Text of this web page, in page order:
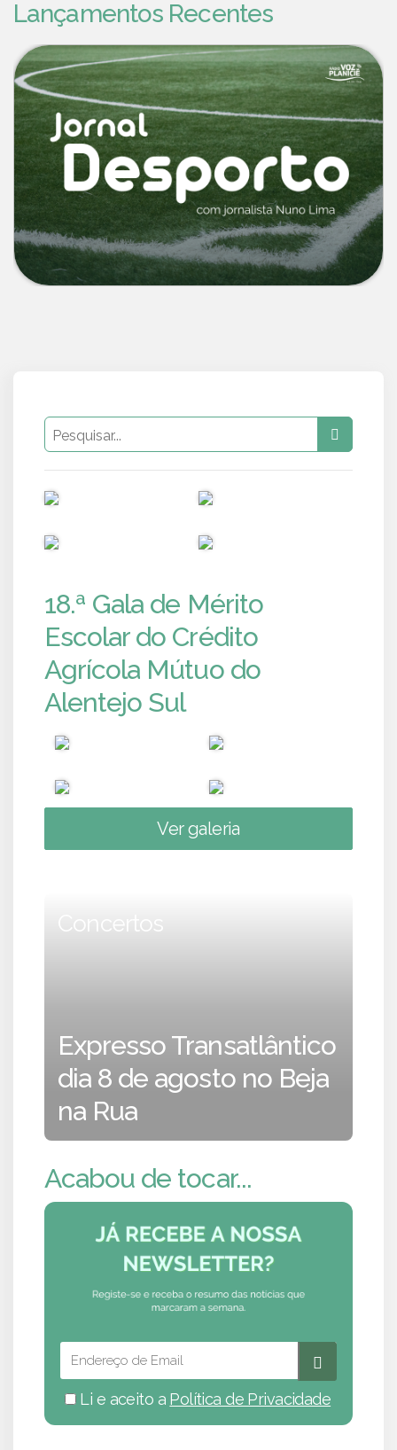
Lançamentos Recentes
18.ª Gala de Mérito
Escolar do Crédito
Agrícola Mútuo do
Alentejo Sul
Ver galeria
Concertos
Expresso Transatlântico
dia 8 de agosto no Beja
na Rua
Acabou de tocar...
Li e aceito a Política de Privacidade